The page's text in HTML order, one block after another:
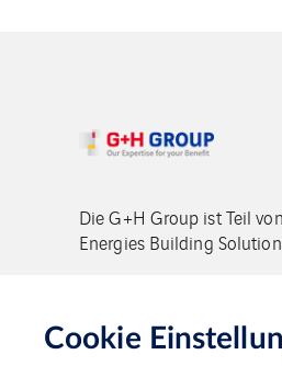
Die G+H Group ist Teil
Energies Building
Cookie